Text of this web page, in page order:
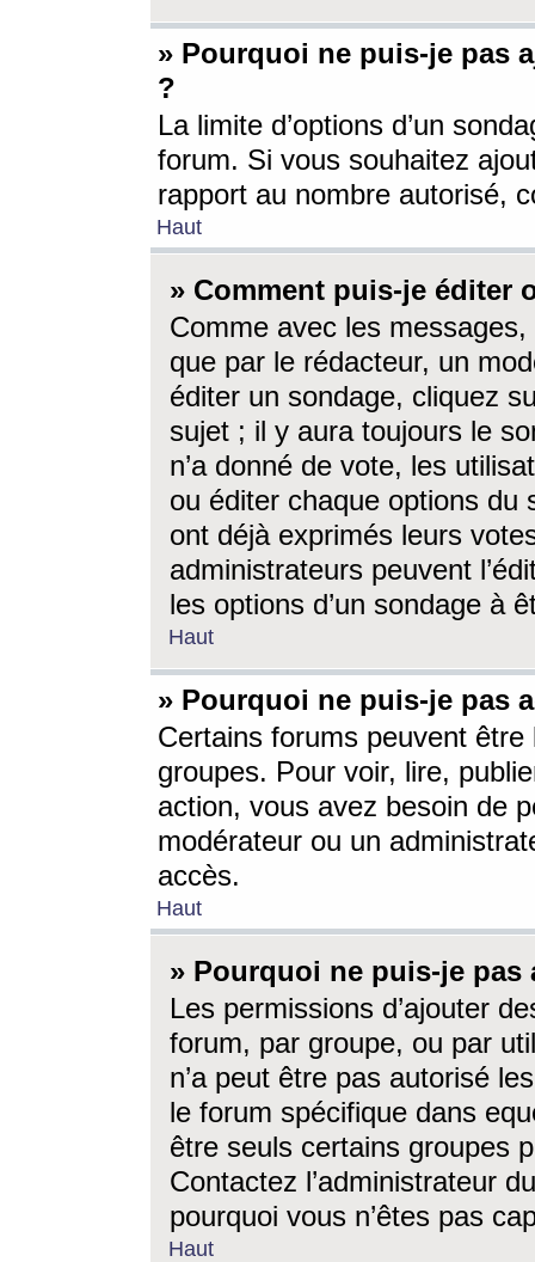
» Pourquoi ne puis-je pas
?
La limite d’options d’un
forum. Si vous souhaitez
rapport au nombre autorisé,
Haut
» Comment puis-je éditer
Comme avec les
que par le rédacteur, un
éditer un sondage, cliquez
sujet ; il y aura toujours le
n’a donné de vote, les
ou éditer chaque options du
ont déjà exprimés leurs
administrateurs peuvent
les options d’un sondage à
Haut
» Pourquoi ne puis-je pas
Certains forums peuvent être
groupes. Pour voir, lire,
action, vous avez besoin de
modérateur ou un
accès.
Haut
» Pourquoi ne puis-je
Les permissions d’ajouter
forum, par groupe, ou par
n’a peut être pas autorisé
le forum spécifique dans
être seuls certains groupes
Contactez l’administrateur
pourquoi vous n’êtes pas
Haut